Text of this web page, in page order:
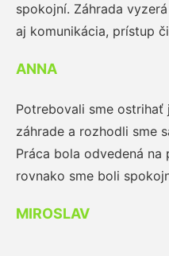
spokojní. Záhrada
aj komunikácia, prístup
ANNA
Potrebovali sme ostrihať
záhrade a rozhodli sme
Práca bola odvedená na
rovnako sme boli
MIROSLAV